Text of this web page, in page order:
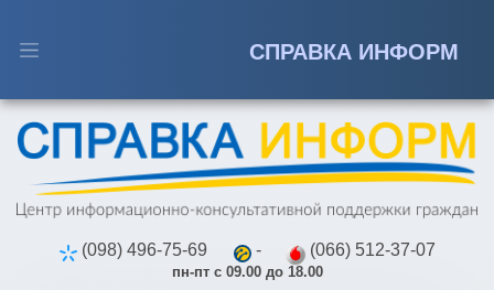
Телефон*
Имя*
СПРАВКА ИНФОРМ
Справка о несудимости
Апостиль
Истребование документов
(098) 496-75-69 - (066) 512-37-07
пн-пт с 09.00 до 18.00